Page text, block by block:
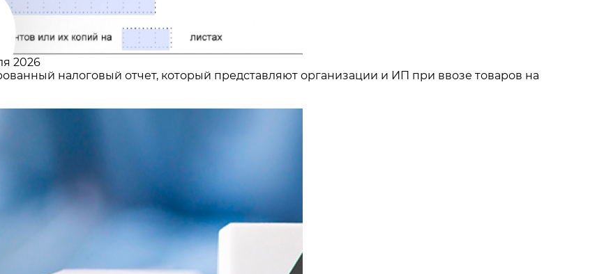
2026
налоговый отчет, который представляют организации и ИП при ввозе товаров на